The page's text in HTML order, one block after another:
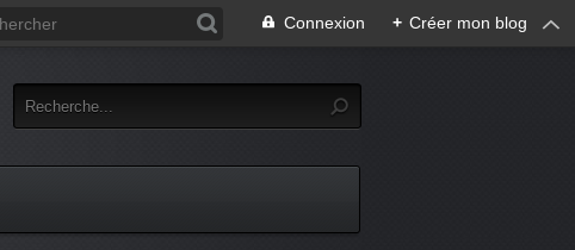
Connexion + Créer mon blog